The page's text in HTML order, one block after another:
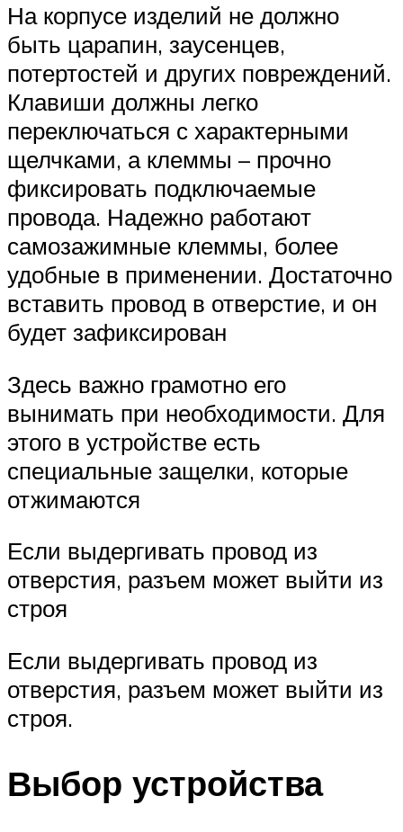
На корпусе изделий не должно
быть царапин, заусенцев,
потертостей и других повреждений.
Клавиши должны легко
переключаться с характерными
щелчками, а клеммы – прочно
фиксировать подключаемые
провода. Надежно работают
самозажимные клеммы, более
удобные в применении. Достаточно
вставить провод в отверстие, и он
будет зафиксирован
Здесь важно грамотно его
вынимать при необходимости. Для
этого в устройстве есть
специальные защелки, которые
отжимаются
Если выдергивать провод из
отверстия, разъем может выйти из
строя
Если выдергивать провод из
отверстия, разъем может выйти из
строя.
Выбор устройства